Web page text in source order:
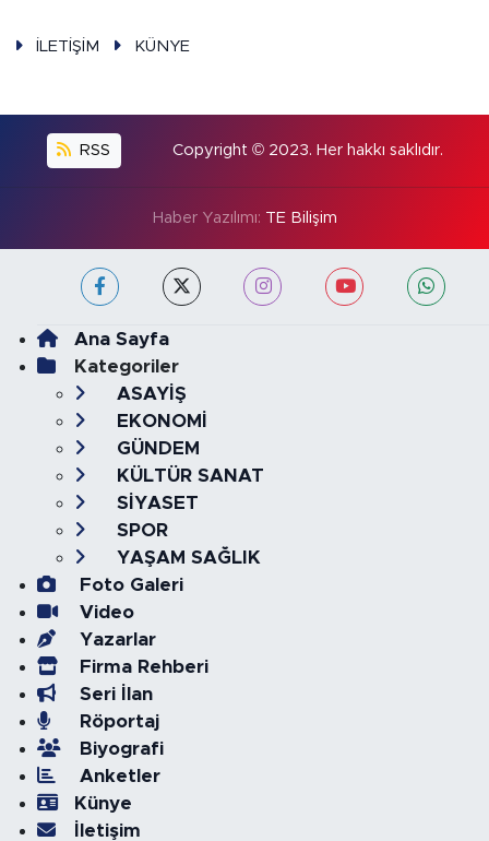
İLETİŞİM KÜNYE
RSS Copyright © 2023. Her hakkı saklıdır.
Haber Yazılımı: TE Bilişim
Ana Sayfa
Kategoriler
ASAYİŞ
EKONOMİ
GÜNDEM
KÜLTÜR SANAT
SİYASET
SPOR
YAŞAM SAĞLIK
Foto Galeri
Video
Yazarlar
Firma Rehberi
Seri İlan
Röportaj
Biyografi
Anketler
Künye
İletişim